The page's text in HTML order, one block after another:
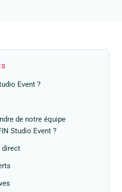
Event ?
de notre équipe
Studio Event ?
direct